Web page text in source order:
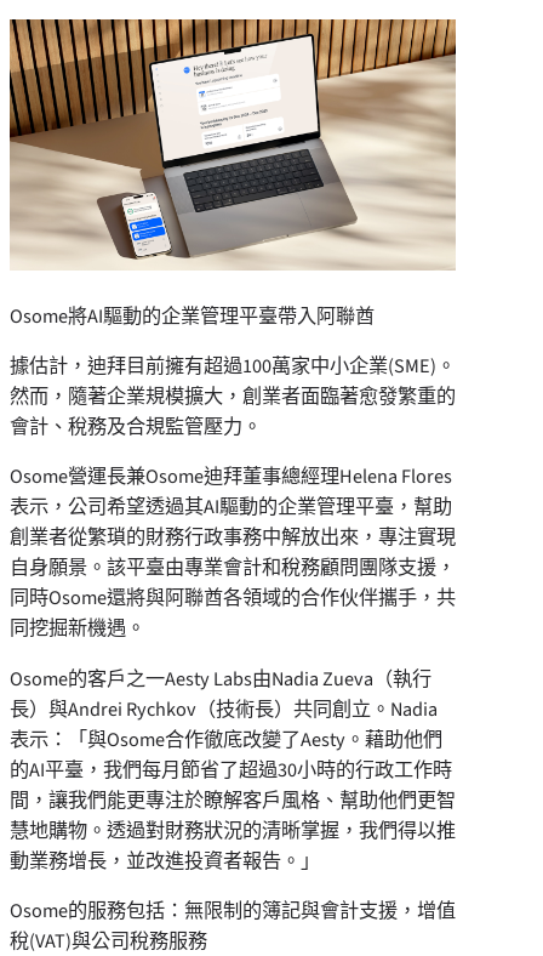
Osome將AI驅動的企業管理平臺帶入阿聯酋
據估計，迪拜目前擁有超過100萬家中小企業(SME)。
然而，隨著企業規模擴大，創業者面臨著愈發繁重的
會計、稅務及合規監管壓力。
Osome營運長兼Osome迪拜董事總經理Helena Flores
表示，公司希望透過其AI驅動的企業管理平臺，幫助
創業者從繁瑣的財務行政事務中解放出來，專注實現
自身願景。該平臺由專業會計和稅務顧問團隊支援，
同時Osome還將與阿聯酋各領域的合作伙伴攜手，共
同挖掘新機遇。
Osome的客戶之一Aesty Labs由Nadia Zueva（執行
長）與Andrei Rychkov（技術長）共同創立。Nadia
表示：「與Osome合作徹底改變了Aesty。藉助他們
的AI平臺，我們每月節省了超過30小時的行政工作時
間，讓我們能更專注於瞭解客戶風格、幫助他們更智
慧地購物。透過對財務狀況的清晰掌握，我們得以推
動業務增長，並改進投資者報告。」
Osome的服務包括：無限制的簿記與會計支援，增值
稅(VAT)與公司稅務服務